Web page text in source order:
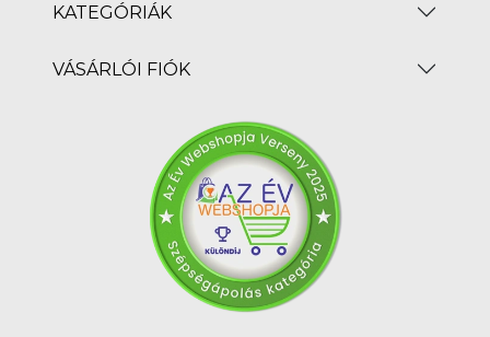
KATEGÓRIÁK
VÁSÁRLÓI FIÓK